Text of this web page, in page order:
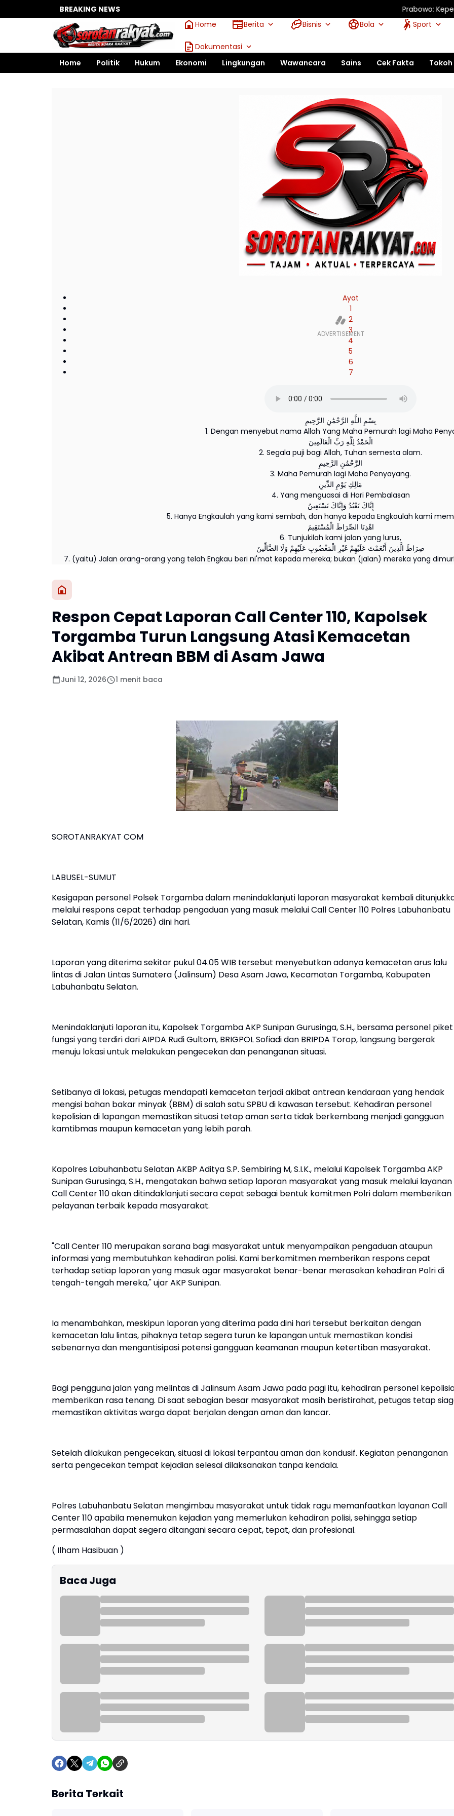
BREAKING NEWS Prabowo:
Home
Berita Bisnis Bola Sport
Dokumentasi
Home
Politik Hukum Ekonomi Lingkungan Wawancara Sains Cek Fakta Tokoh
Ayat
1
2
3
4
5
6
7
بِسْمِ اللَّهِ الرَّحْمَٰنِ الرَّحِيمِ
1. Dengan menyebut nama Allah Yang Maha Pemurah lagi Maha
الْحَمْدُ لِلَّهِ رَبِّ الْعَالَمِينَ
2. Segala puji bagi Allah, Tuhan semesta alam.
الرَّحْمَٰنِ الرَّحِيمِ
3. Maha Pemurah lagi Maha Penyayang.
مَالِكِ يَوْمِ الدِّينِ
4. Yang menguasai di Hari Pembalasan
إِيَّاكَ نَعْبُدُ وَإِيَّاكَ نَسْتَعِينُ
5. Hanya Engkaulah yang kami sembah, dan hanya kepada Engkaulah kami
اهْدِنَا الصِّرَاطَ الْمُسْتَقِيمَ
6. Tunjukilah kami jalan yang lurus,
صِرَاطَ الَّذِينَ أَنْعَمْتَ عَلَيْهِمْ غَيْرِ الْمَغْضُوبِ عَلَيْهِمْ وَلَا الضَّالِّينَ
7. (yaitu) Jalan orang-orang yang telah Engkau beri ni'mat kepada mereka; bukan (jalan) mereka yang
Respon Cepat Laporan Call Center 110, Kapolsek
Torgamba Turun Langsung Atasi Kemacetan
Akibat Antrean BBM di Asam Jawa
Juni 12, 2026 1 menit baca
SOROTANRAKYAT COM
LABUSEL-SUMUT
Kesigapan personel Polsek Torgamba dalam menindaklanjuti laporan masyarakat kembali
melalui respons cepat terhadap pengaduan yang masuk melalui Call Center 110 Polres Labuhanbatu
Selatan, Kamis (11/6/2026) dini hari.
Laporan yang diterima sekitar pukul 04.05 WIB tersebut menyebutkan adanya kemacetan arus lalu
lintas di Jalan Lintas Sumatera (Jalinsum) Desa Asam Jawa, Kecamatan Torgamba, Kabupaten
Labuhanbatu Selatan.
Menindaklanjuti laporan itu, Kapolsek Torgamba AKP Sunipan Gurusinga, S.H., bersama personel piket
fungsi yang terdiri dari AIPDA Rudi Gultom, BRIGPOL Sofiadi dan BRIPDA Torop, langsung bergerak
menuju lokasi untuk melakukan pengecekan dan penanganan situasi.
Setibanya di lokasi, petugas mendapati kemacetan terjadi akibat antrean kendaraan yang hendak
mengisi bahan bakar minyak (BBM) di salah satu SPBU di kawasan tersebut. Kehadiran personel
kepolisian di lapangan memastikan situasi tetap aman serta tidak berkembang menjadi gangguan
kamtibmas maupun kemacetan yang lebih parah.
Kapolres Labuhanbatu Selatan AKBP Aditya S.P. Sembiring M, S.I.K., melalui Kapolsek Torgamba AKP
Sunipan Gurusinga, S.H., mengatakan bahwa setiap laporan masyarakat yang masuk melalui layanan
Call Center 110 akan ditindaklanjuti secara cepat sebagai bentuk komitmen Polri dalam memberikan
pelayanan terbaik kepada masyarakat.
"Call Center 110 merupakan sarana bagi masyarakat untuk menyampaikan pengaduan ataupun
informasi yang membutuhkan kehadiran polisi. Kami berkomitmen memberikan respons cepat
terhadap setiap laporan yang masuk agar masyarakat benar-benar merasakan kehadiran Polri di
tengah-tengah mereka," ujar AKP Sunipan.
Ia menambahkan, meskipun laporan yang diterima pada dini hari tersebut berkaitan dengan
kemacetan lalu lintas, pihaknya tetap segera turun ke lapangan untuk memastikan kondisi
sebenarnya dan mengantisipasi potensi gangguan keamanan maupun ketertiban masyarakat.
Bagi pengguna jalan yang melintas di Jalinsum Asam Jawa pada pagi itu, kehadiran personel
memberikan rasa tenang. Di saat sebagian besar masyarakat masih beristirahat, petugas tetap
memastikan aktivitas warga dapat berjalan dengan aman dan lancar.
Setelah dilakukan pengecekan, situasi di lokasi terpantau aman dan kondusif. Kegiatan penanganan
serta pengecekan tempat kejadian selesai dilaksanakan tanpa kendala.
Polres Labuhanbatu Selatan mengimbau masyarakat untuk tidak ragu memanfaatkan layanan Call
Center 110 apabila menemukan kejadian yang memerlukan kehadiran polisi, sehingga setiap
permasalahan dapat segera ditangani secara cepat, tepat, dan profesional.
( Ilham Hasibuan )
Baca Juga
Berita Terkait